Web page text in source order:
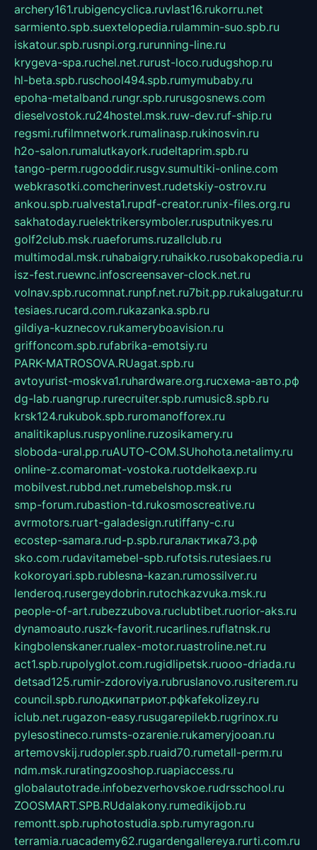
archery161.rubigencyclica.ruvlast16.rukorru.net
sarmiento.spb.suextelopedia.rulammin-suo.spb.ru
iskatour.spb.rusnpi.org.rurunning-line.ru
krygeva-spa.ruchel.net.rurust-loco.rudugshop.ru
hl-beta.spb.ruschool494.spb.rumymubaby.ru
epoha-metalband.rungr.spb.rurusgosnews.com
dieselvostok.ru24hostel.msk.ruw-dev.ruf-ship.ru
regsmi.rufilmnetwork.rumalinasp.rukinosvin.ru
h2o-salon.rumalutkayork.rudeltaprim.spb.ru
tango-perm.rugooddir.rusgv.sumultiki-online.com
webkrasotki.comcherinvest.rudetskiy-ostrov.ru
ankou.spb.rualvesta1.rupdf-creator.runix-files.org.ru
sakhatoday.ruelektrikersymboler.rusputnikyes.ru
golf2club.msk.ruaeforums.ruzallclub.ru
multimodal.msk.ruhabaigry.ruhaikko.rusobakopedia.ru
isz-fest.ruewnc.infoscreensaver-clock.net.ru
volnav.spb.rucomnat.runpf.net.ru7bit.pp.rukalugatur.ru
tesiaes.rucard.com.rukazanka.spb.ru
gildiya-kuznecov.rukameryboavision.ru
griffoncom.spb.rufabrika-emotsiy.ru
PARK-MATROSOVA.RUagat.spb.ru
avtoyurist-moskva1.ruhardware.org.ruсхема-авто.рф
dg-lab.ruangrup.rurecruiter.spb.rumusic8.spb.ru
krsk124.rukubok.spb.ruromanofforex.ru
analitikaplus.ruspyonline.ruzosikamery.ru
sloboda-ural.pp.ruAUTO-COM.SUhohota.netalimy.ru
online-z.comaromat-vostoka.ruotdelkaexp.ru
mobilvest.rubbd.net.rumebelshop.msk.ru
smp-forum.rubastion-td.rukosmoscreative.ru
avrmotors.ruart-galadesign.rutiffany-c.ru
ecostep-samara.rud-p.spb.ruгалактика73.рф
sko.com.rudavitamebel-spb.rufotsis.rutesiaes.ru
kokoroyari.spb.rublesna-kazan.rumossilver.ru
lenderoq.rusergeydobrin.rutochkazvuka.msk.ru
people-of-art.rubezzubova.ruclubtibet.ruorior-aks.ru
dynamoauto.ruszk-favorit.rucarlines.ruflatnsk.ru
kingbolenskaner.rualex-motor.ruastroline.net.ru
act1.spb.rupolyglot.com.rugidlipetsk.ruooo-driada.ru
detsad125.rumir-zdoroviya.rubruslanovo.rusiterem.ru
council.spb.ruлодкипатриот.рфkafekolizey.ru
iclub.net.rugazon-easy.rusugarepilekb.rugrinox.ru
pylesostineco.rumsts-ozarenie.rukameryjooan.ru
artemovskij.rudopler.spb.ruaid70.rumetall-perm.ru
ndm.msk.ruratingzooshop.ruapiaccess.ru
globalautotrade.infobezverhovskoe.rudrsschool.ru
ZOOSMART.SPB.RUdalakony.rumedikijob.ru
remontt.spb.ruphotostudia.spb.rumyragon.ru
terramia.ruacademy62.rugardengallereya.rurti.com.ru